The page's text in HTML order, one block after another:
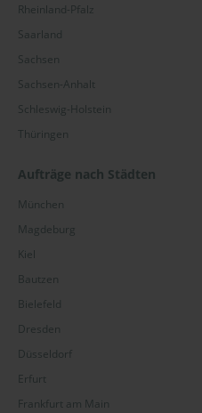
Rheinland-Pfalz
Saarland
Sachsen
Sachsen-Anhalt
Schleswig-Holstein
Thüringen
Aufträge nach Städten
München
Magdeburg
Kiel
Bautzen
Bielefeld
Dresden
Düsseldorf
Erfurt
Frankfurt am Main